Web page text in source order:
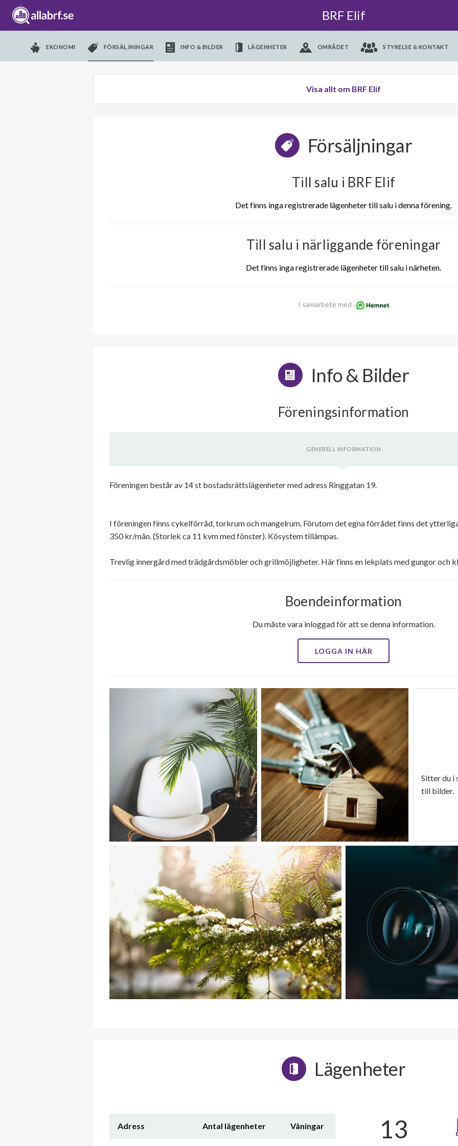
BRF Elif
EKONOMI FÖRSÄLJNINGAR INFO & BILDER LÄGENHETER OMRÅDET STYRELSE & KONTAKT
Visa allt om BRF Elif
Försäljningar
Till salu i BRF Elif
Det finns inga registrerade lägenheter till salu i denna förening.
Till salu i närliggande föreningar
Det finns inga registrerade lägenheter till salu i närheten.
I samarbete med
Info & Bilder
Föreningsinformation
GENERELL INFORMATION
Föreningen består av 14 st bostadsrättslägenheter med adress Ringgatan 19.
I föreningen finns cykelförråd, torkrum och mangelrum. Förutom det egna förrådet finns det
350 kr/mån. (Storlek ca 11 kvm med fönster). Kösystem tillämpas.
Trevlig innergård med trädgårdsmöbler och grillmöjligheter. Här finns en lekplats med gungor och
Boendeinformation
Du måste vara inloggad för att se denna information.
LOGGA IN HÄR
Sitter du i
till bilder.
Lägenheter
Adress Antal lägenheter Våningar 13